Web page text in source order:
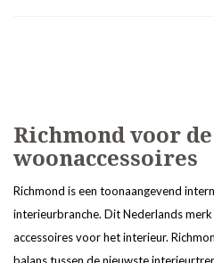
Richmond voor
woonaccessoires
Richmond is een toonaangevend
interieurbranche. Dit Nederlands
accessoires voor het interieur.